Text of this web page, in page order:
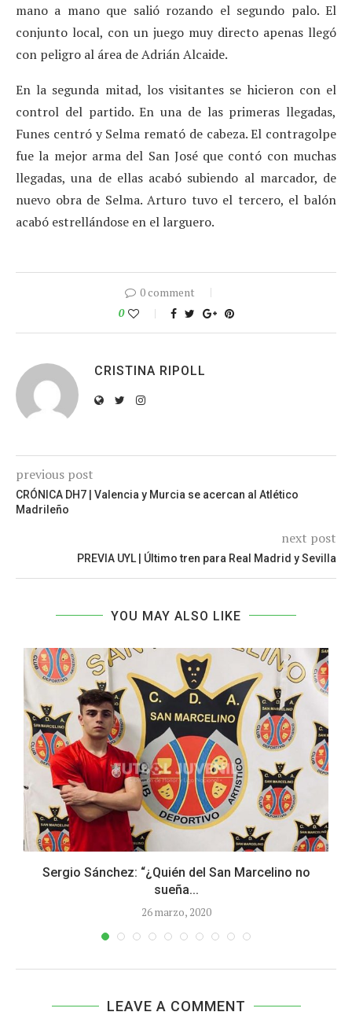
mano a mano que salió rozando el segundo palo. El
conjunto local, con un juego muy directo apenas llegó
con peligro al área de Adrián Alcaide.
En la segunda mitad, los visitantes se hicieron con el
control del partido. En una de las primeras llegadas,
Funes centró y Selma remató de cabeza. El contragolpe
fue la mejor arma del San José que contó con muchas
llegadas, una de ellas acabó subiendo al marcador, de
nuevo obra de Selma. Arturo tuvo el tercero, el balón
acabó estrellándose en el larguero.
0 comment
0
CRISTINA RIPOLL
previous post
CRÓNICA DH7 | Valencia y Murcia se acercan al Atlético
Madrileño
next post
PREVIA UYL | Último tren para Real Madrid y Sevilla
YOU MAY ALSO LIKE
Sergio Sánchez: “¿Quién del San Marcelino no
sueña...
26 marzo, 2020
LEAVE A COMMENT